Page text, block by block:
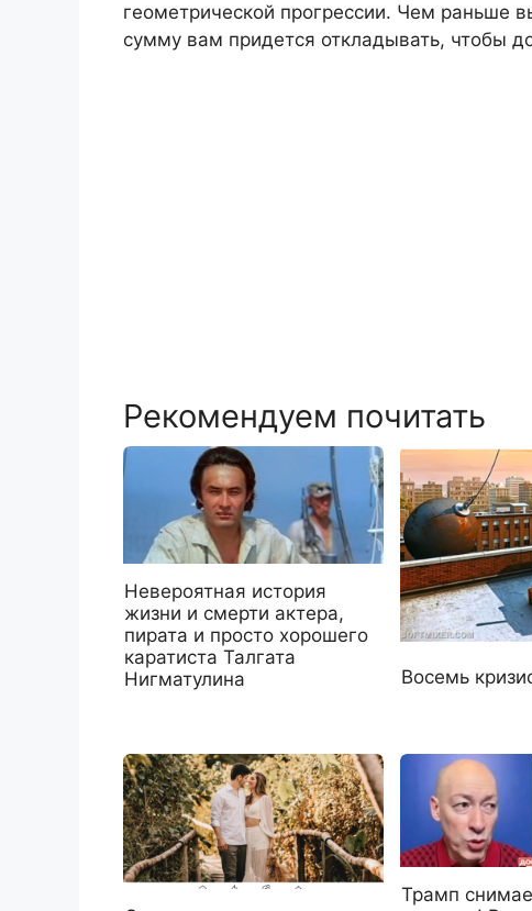
геометрической прогрессии. Чем раньше
сумму вам придется откладывать, чтобы
Рекомендуем почитать
Невероятная история
жизни и смерти актера,
пирата и просто хорошего
каратиста Талгата
Нигматулина
Восемь
Трамп